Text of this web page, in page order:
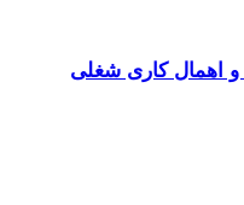
و اهمال کاری شغلی